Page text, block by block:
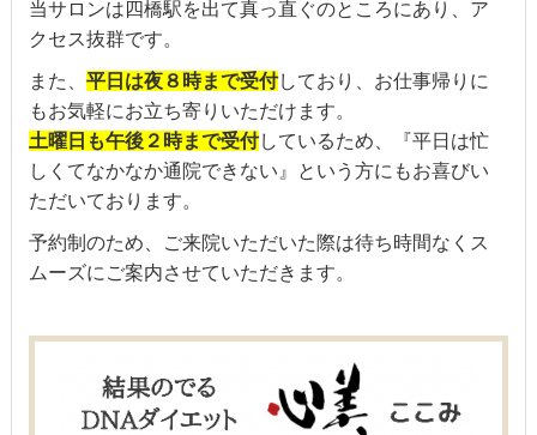
当サロンは四橋駅を出て真っ直ぐのところにあり、ア
クセス抜群です。
また、平日は夜８時まで受付しており、お仕事帰りに
もお気軽にお立ち寄りいただけます。
土曜日も午後２時まで受付しているため、『平日は忙
しくてなかなか通院できない』という方にもお喜びい
ただいております。
予約制のため、ご来院いただいた際は待ち時間なくス
ムーズにご案内させていただきます。